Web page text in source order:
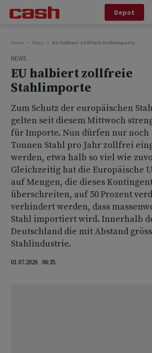
Depot
Home News EU halbiert zollfreie Stahlimporte
NEWS
EU halbiert zollfreie
Stahlimporte
Zum Schutz der europäischen
gelten seit diesem Mittwoch
für Importe. Nun dürfen nur noch
Tonnen Stahl pro Jahr zollfrei
werden, etwa halb so viel wie
Gleichzeitig hat die Europäische
auf Mengen, die dieses
überschreiten, auf 50 Prozent
verhindert werden, dass
Stahl importiert wird. Innerhalb
Deutschland die mit Abstand
Stahlindustrie.
01.07.2026 06:35